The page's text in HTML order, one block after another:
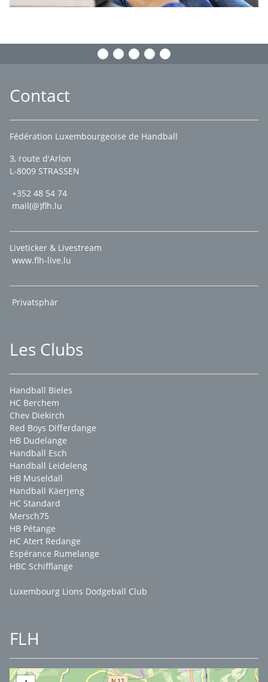
Contact
Fédération Luxembourgeoise de Handball
3, route d'Arlon
L-8009 STRASSEN
+352 48 54 74
mail(@)flh.lu
Liveticker & Livestream
www.flh-live.lu
Privatsphär
Les Clubs
Handball Bieles
HC Berchem
Chev Diekirch
Red Boys Differdange
HB Dudelange
Handball Esch
Handball Leideleng
HB Museldall
Handball Käerjeng
HC Standard
Mersch75
HB Pétange
HC Atert Redange
Espérance Rumelange
HBC Schifflange
Luxembourg Lions Dodgeball Club
FLH